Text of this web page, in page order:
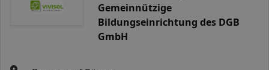
Gemeinnützige
Bildungseinrichtung des DGB
GmbH